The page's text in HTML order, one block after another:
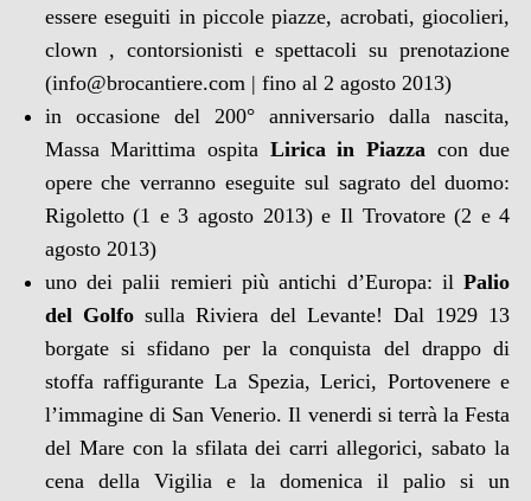
essere eseguiti in piccole piazze, acrobati, giocolieri,
clown , contorsionisti e spettacoli su prenotazione
(info@brocantiere.com | fino al 2 agosto 2013)
in occasione del 200° anniversario dalla nascita,
Massa Marittima ospita Lirica in Piazza con due
opere che verranno eseguite sul sagrato del duomo:
Rigoletto (1 e 3 agosto 2013) e Il Trovatore (2 e 4
agosto 2013)
uno dei palii remieri più antichi d’Europa: ilPalio
del Golfosulla Riviera del Levante! Dal 1929 13
borgate si sfidano per la conquista del drappo di
stoffa raffigurante La Spezia, Lerici, Portovenere e
l’immagine di San Venerio. Il venerdi si terrà la Festa
del Mare con la sfilata dei carri allegorici, sabato la
cena della Vigilia e la domenica il palio si un